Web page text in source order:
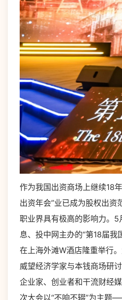
作为我国出资商场上继续18
出资年会”业已成为股权出资
职业界具有极高的影响力。
息、投中网主办的“第18届我
在上海外滩W酒店隆重举行
威望经济学家与本钱商场研
企业家、创业者和干流财经
次大会以“不响不辍”为主题